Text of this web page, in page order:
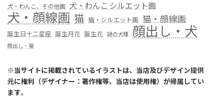
犬・わんこ、その他画 犬・わんこ シルエット画
犬・顔線画 猫 猫・シルエット画 猫・顔線画
誕生日十二星座 誕生月花 誕生花 謎の犬種 顔出し・犬
顔出し・猫
※当サイトに掲載されているイラストは、当店及びデザイン提供
元に権利（デザイナー：著作権等、当店は使用権）が帰属してい
ます。